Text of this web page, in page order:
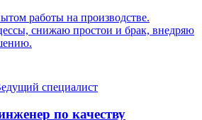
работы на производстве.
снижаю простои и брак, внедряю
специалист
по качеству